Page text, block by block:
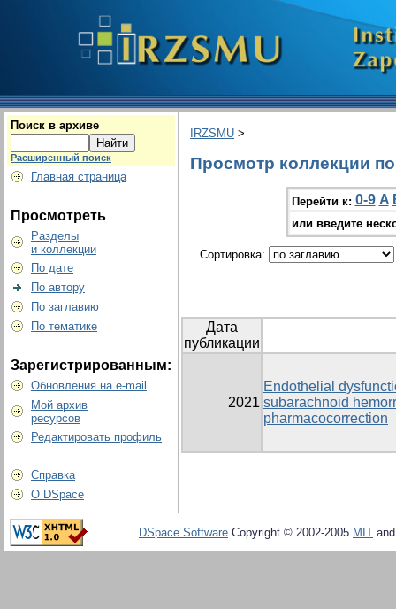
Поиск в архиве
Расширенный поиск
Главная страница
Просмотреть
Разделы
и коллекции
По дате
По автору
По заглавию
По тематике
Зарегистрированным:
Обновления на e-mail
Мой архив
ресурсов
Редактировать профиль
Справка
О DSpace
IRZSMU >
Просмотр коллекции
Перейти к: 0-9 A
или введите
Сортировка:
Дата
публикации
2021
Endothelial
subarachnoid
pharmacocorrection
DSpace Software Copyright © 2002-2005 MIT